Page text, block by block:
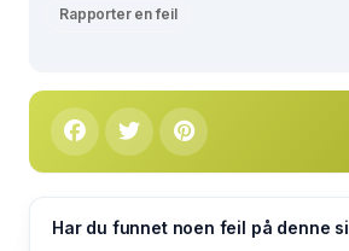
Rapporter en feil
Har du funnet noen feil på denne